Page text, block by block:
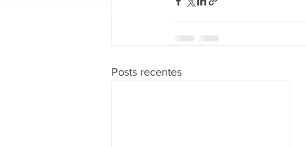
Posts recentes